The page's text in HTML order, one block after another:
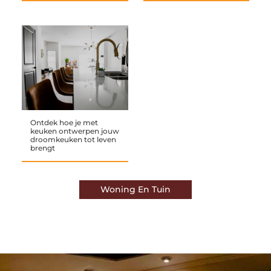
Ontdek hoe je met
keuken ontwerpen jouw
droomkeuken tot leven
brengt
Woning En Tuin